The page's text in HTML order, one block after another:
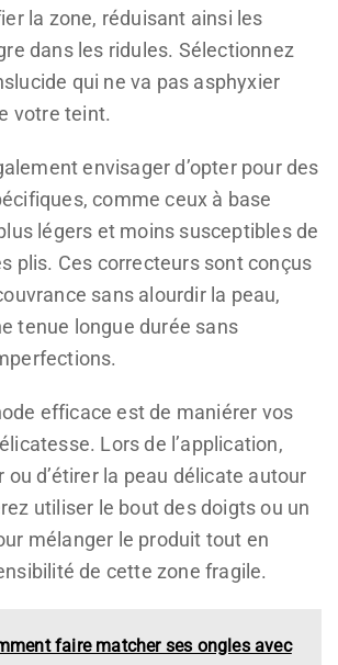
la zone, réduisant ainsi les
dans les ridules. Sélectionnez
qui ne va pas asphyxier
votre teint.
envisager d’opter pour des
comme ceux à base
légers et moins susceptibles de
plis. Ces correcteurs sont conçus
sans alourdir la peau,
tenue longue durée sans
efficace est de maniérer vos
Lors de l’application,
d’étirer la peau délicate autour
utiliser le bout des doigts ou un
mélanger le produit tout en
de cette zone fragile.
faire matcher ses ongles avec